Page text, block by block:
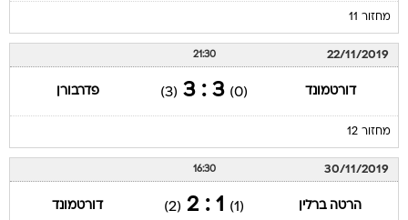
מחזור 11
22/11/2019
21:30
דורטמונד (0)
3 : 3
(3) פדרבורן
מחזור 12
30/11/2019
16:30
הרטה ברלין (1)
1 : 2
(2) דורטמונד